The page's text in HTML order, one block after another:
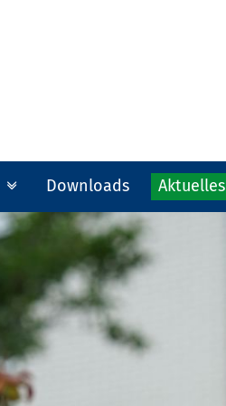
Downloads Aktuelles